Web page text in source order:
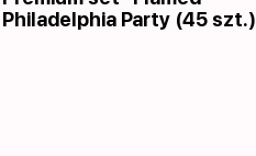
Philadelphia Party (45 szt.)